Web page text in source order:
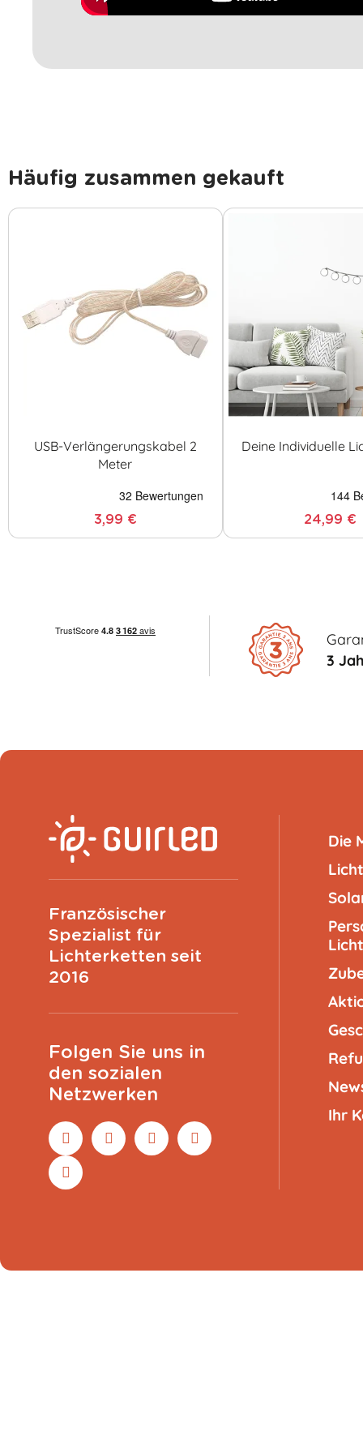
Häufig zusammen gekauft
USB-Verlängerungskabel 2
Meter
3,99 €
Deine Individuelle
24,99 €
3
Französischer
Spezialist für
Lichterketten seit
2016
Folgen Sie uns in
den sozialen
Netzwerken
Die
Ihr